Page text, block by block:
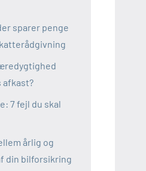
sparer penge
7 fejl du skal
årlig og
din bilforsikring